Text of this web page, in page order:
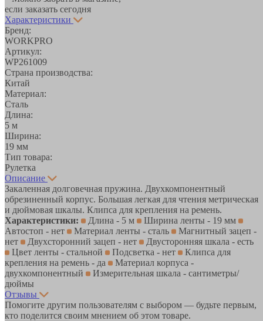
если заказать сегодня
Характеристики
Бренд:
WORKPRO
Артикул:
WP261009
Страна производства:
Китай
Материал:
Сталь
Длина:
5 м
Ширина:
19 мм
Тип товара:
Рулетка
Описание
Закаленная долговечная пружина. Двухкомпонентный
обрезиненный корпус. Большая легкая для чтения метрическая
и дюймовая шкалы. Клипса для крепления на ремень.
Характеристики:
Длина - 5 м
Ширина ленты - 19 мм
Автостоп - нет
Материал ленты - сталь
Магнитный зацеп -
нет
Двухсторонний зацеп - нет
Двусторонняя шкала - есть
Цвет ленты - стальной
Подсветка - нет
Клипса для
крепления на ремень - да
Материал корпуса -
двухкомпонентный
Измерительная шкала - сантиметры/
дюймы
Отзывы
Помогите другим пользователям с выбором — будьте первым,
кто поделится своим мнением об этом товаре.